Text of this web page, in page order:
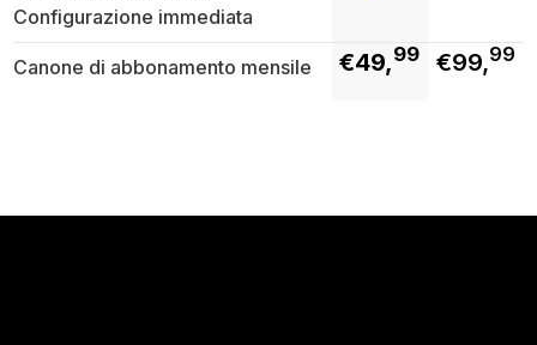
Configurazione immediata
Canone di abbonamento mensile €49,99 €99,99